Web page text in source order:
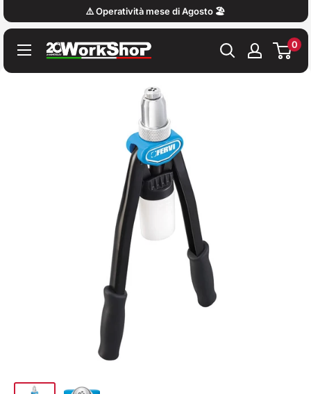
al
contenuto
⚠️ Operatività mese di Agosto 🏖️
Work
0